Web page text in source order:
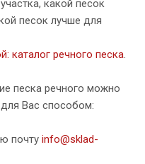
какой песок
песок лучше для
каталог речного песка.
песка речного можно
Вас способом:
почту info@sklad-